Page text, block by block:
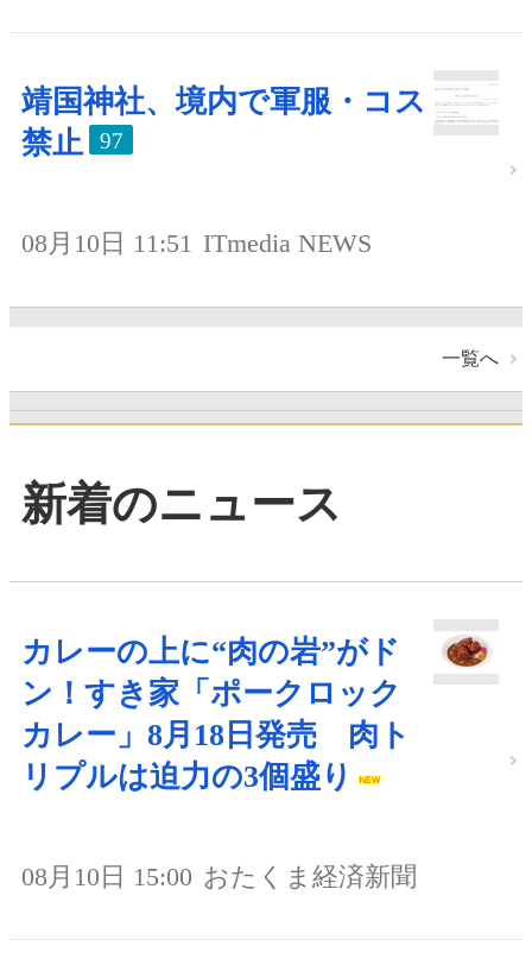
靖国神社、境内で軍服・コス
禁止
97
08月10日 11:51 ITmedia NEWS
一覧へ
新着のニュース
カレーの上に“肉の岩”がド
ン！すき家「ポークロック
カレー」8月18日発売 肉ト
リプルは迫力の3個盛り
08月10日 15:00 おたくま経済新聞